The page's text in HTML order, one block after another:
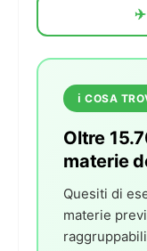
✈️
ℹ️ COSA
Oltre
materie
Quesiti di
materie